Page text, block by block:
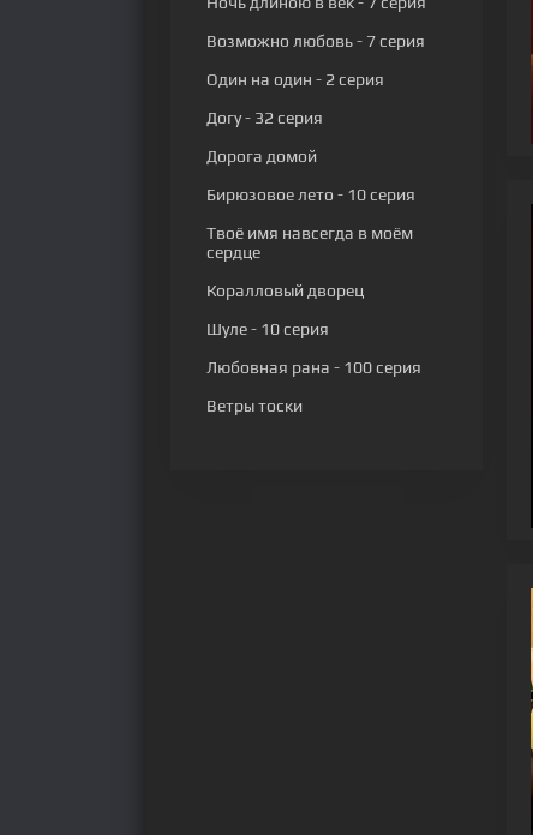
Возможно любовь- 7 серия
Один на один - 2 серия
Догу- 32 серия
Дорога домой
Бирюзовое лето - 10 серия
Твоё имя навсегда в моём
сердце
Коралловый дворец
Шуле- 10 серия
Любовная рана - 100 серия
Ветры тоски